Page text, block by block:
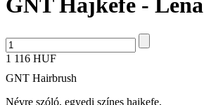
GNT Hajkefe - Léna
1 116 HUF
GNT Hairbrush
Névre szóló, egyedi színes hajkefe.